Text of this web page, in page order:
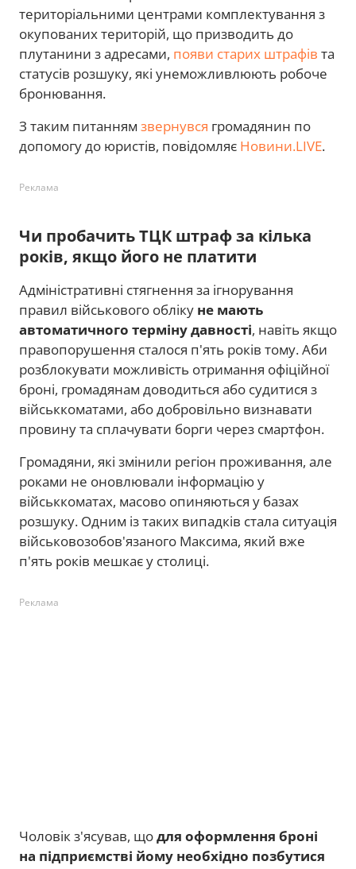
територіальними центрами комплектування з
окупованих територій, що призводить до
плутанини з адресами, появи старих штрафів та
статусів розшуку, які унеможливлюють робоче
бронювання.
З таким питанням звернувся громадянин по
допомогу до юристів, повідомляє Новини.LIVE.
Реклама
Чи пробачить ТЦК штраф за кілька
років, якщо його не платити
Адміністративні стягнення за ігнорування
правил військового обліку не мають
автоматичного терміну давності, навіть якщо
правопорушення сталося п'ять років тому. Аби
розблокувати можливість отримання офіційної
броні, громадянам доводиться або судитися з
військкоматами, або добровільно визнавати
провину та сплачувати борги через смартфон.
Громадяни, які змінили регіон проживання, але
роками не оновлювали інформацію у
військкоматах, масово опиняються у базах
розшуку. Одним із таких випадків стала ситуація
військовозобов'язаного Максима, який вже
п'ять років мешкає у столиці.
Реклама
Чоловік з'ясував, щодля оформлення броні
на підприємстві йому необхідно позбутися